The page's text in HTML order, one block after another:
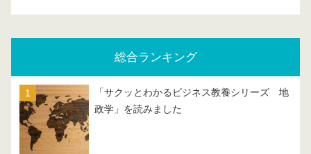
総合ランキング
「サクッとわかるビジネス教養シリーズ 地
政学」を読みました